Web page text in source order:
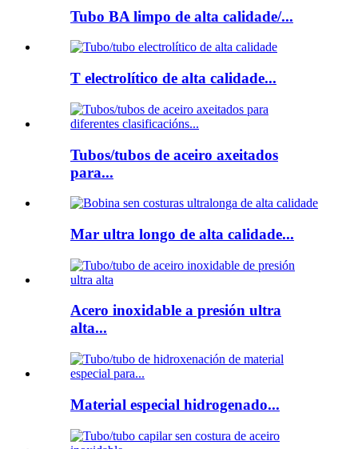
Tubo BA limpo de alta calidade/...
T electrolítico de alta calidade...
Tubos/tubos de aceiro axeitados
para...
Mar ultra longo de alta calidade...
Acero inoxidable a presión ultra
alta...
Material especial hidrogenado...